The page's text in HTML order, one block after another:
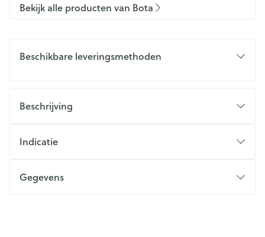
Bekijk alle producten van Bota
Beschikbare leveringsmethoden
Beschrijving
Indicatie
Gegevens